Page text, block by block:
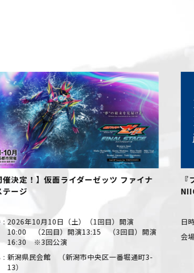
『フェルメール リ・クリエイト展 in
NIIGATA』
日時
2026年7月31日（金）～8月23日(日)
会場
万代島多目的広場（大かま）